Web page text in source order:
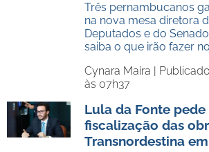
Três pernambucanos
na nova mesa diretora
Deputados e do
saiba o que irão fazer
Cynara Maíra |
às 07h37
Lula da Fonte
fiscalização das
Transnordestina